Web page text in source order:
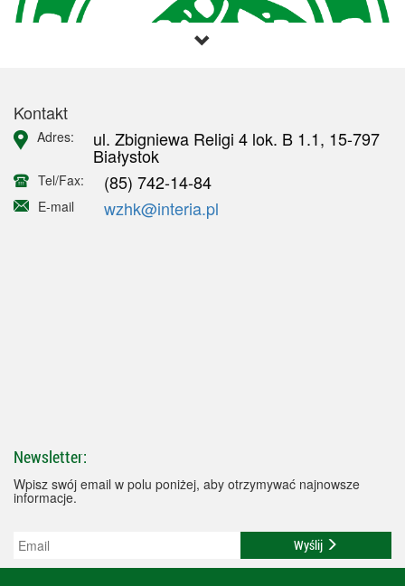
Kontakt
Adres: ul. Zbigniewa Religi 4 lok. B 1.1, 15-797
Białystok
Tel/Fax: (85) 742-14-84
E-mail wzhk@interia.pl
Newsletter:
Wpisz swój email w polu poniżej, aby otrzymywać najnowsze
informacje.
Wyślij